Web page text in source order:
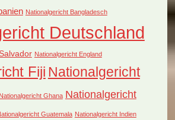
Nationalgericht Bangladesch
Deutschland
Nationalgericht England
Fiji Nationalgericht
Nationalgericht Ghana Nationalgericht
Guatemala Nationalgericht Indien